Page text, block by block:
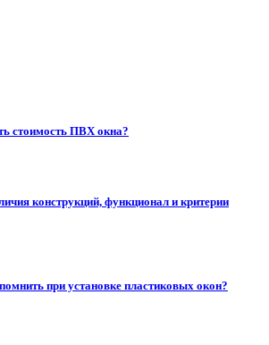
стоимость ПВХ окна?
конструкций, функционал и критерии
при установке пластиковых окон?